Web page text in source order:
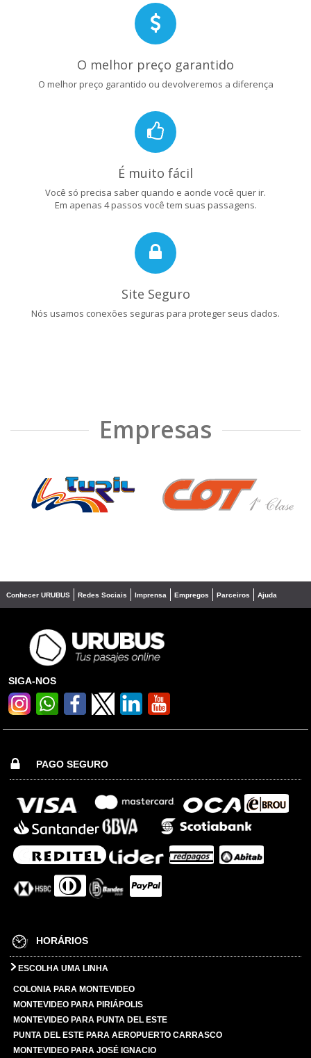
O melhor preço garantido
O melhor preço garantido ou devolveremos a diferença
É muito fácil
Você só precisa saber quando e aonde você quer ir.
Em apenas 4 passos você tem suas passagens.
Site Seguro
Nós usamos conexões seguras para proteger seus dados.
Empresas
❮ ❯
Conhecer URUBUS Redes Sociais Imprensa Empregos Parceiros Ajuda
SIGA-NOS
PAGO SEGURO
HORÁRIOS
ESCOLHA UMA LINHA
COLONIA PARA MONTEVIDEO
MONTEVIDEO PARA PIRIÁPOLIS
MONTEVIDEO PARA PUNTA DEL ESTE
PUNTA DEL ESTE PARA AEROPUERTO CARRASCO
MONTEVIDEO PARA JOSÉ IGNACIO